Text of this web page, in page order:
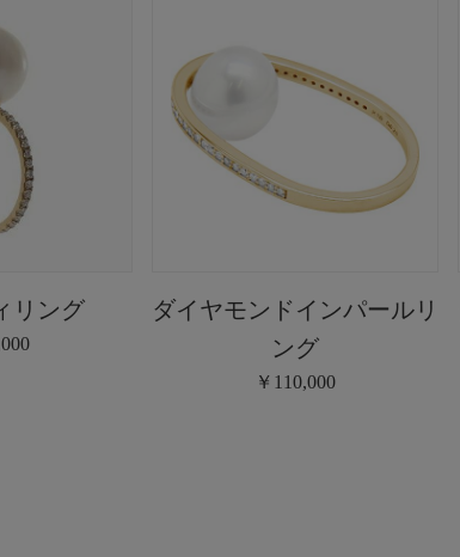
リング
ダイヤモンドインパールリ
ング
￥110,000